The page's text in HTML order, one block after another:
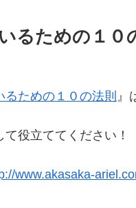
るための１０
るための１０の法則 』
て役立ててください！
www.akasaka-